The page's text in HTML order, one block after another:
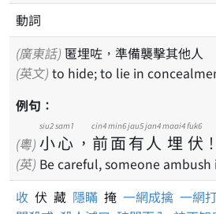
動詞
(廣東話) 匿埋咗，準備襲擊其他人
(英文) to hide; to lie in
例句：
(粵) 小
siu2
心
sam1
， 前
cin4
面
min6
有
jau5
人
jan4
埋
maai4
伏
fuk6
！
(英) Be careful, someone
收 伏 藏 隱瞞 掩 一網成擒 一網